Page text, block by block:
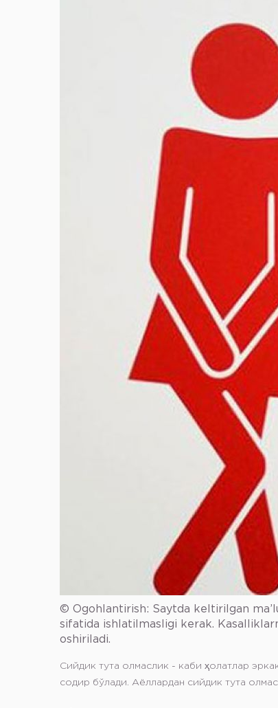
© Ogohlantirish: Saytda keltirilgan
sifatida ishlatilmasligi kerak.
oshiriladi.
Сийдик тута олмаслик - каби ҳолатлар
содир бўлади. Аёллардан сийдик тута